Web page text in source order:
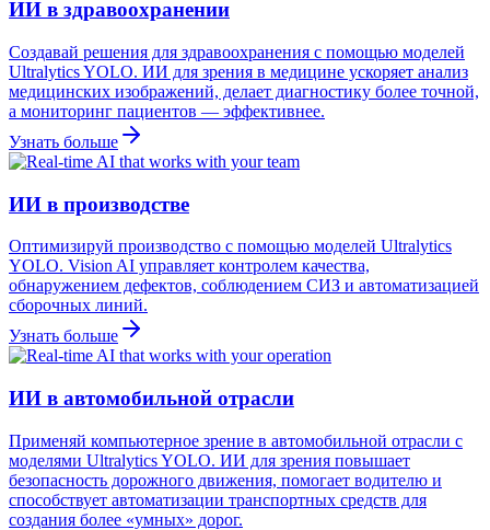
ИИ в здравоохранении
Создавай решения для здравоохранения с помощью моделей
Ultralytics YOLO. ИИ для зрения в медицине ускоряет анализ
медицинских изображений, делает диагностику более точной,
а мониторинг пациентов — эффективнее.
Узнать больше
ИИ в производстве
Оптимизируй производство с помощью моделей Ultralytics
YOLO. Vision AI управляет контролем качества,
обнаружением дефектов, соблюдением СИЗ и автоматизацией
сборочных линий.
Узнать больше
ИИ в автомобильной отрасли
Применяй компьютерное зрение в автомобильной отрасли с
моделями Ultralytics YOLO. ИИ для зрения повышает
безопасность дорожного движения, помогает водителю и
способствует автоматизации транспортных средств для
создания более «умных» дорог.